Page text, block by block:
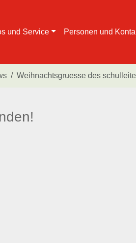
und Service Personen und
Weihnachtsgruesse des